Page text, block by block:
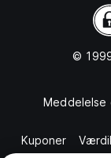
©
Meddelelse
Kuponer